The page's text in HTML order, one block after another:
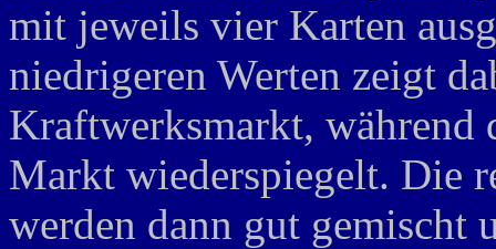
mit jeweils vier Karten
niedrigeren Werten zeigt
Kraftwerksmarkt, während
Markt wiederspiegelt. Die
werden dann gut gemischt